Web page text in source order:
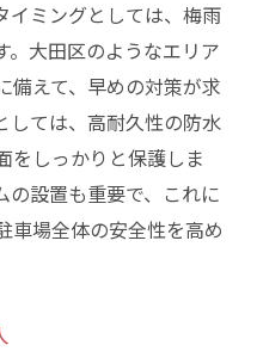
イミングとしては、梅雨
。大田区のようなエリア
備えて、早めの対策が求
しては、高耐久性の防水
をしっかりと保護しま
の設置も重要で、これに
車場全体の安全性を高め